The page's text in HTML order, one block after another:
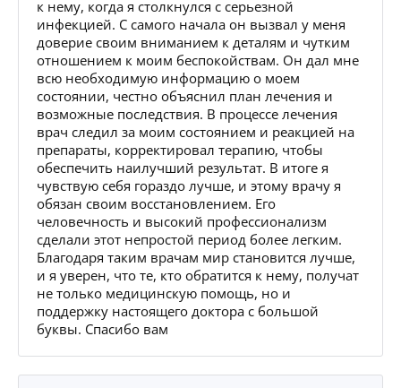
к нему, когда я столкнулся с серьезной
инфекцией. С самого начала он вызвал у меня
доверие своим вниманием к деталям и чутким
отношением к моим беспокойствам. Он дал мне
всю необходимую информацию о моем
состоянии, честно объяснил план лечения и
возможные последствия. В процессе лечения
врач следил за моим состоянием и реакцией на
препараты, корректировал терапию, чтобы
обеспечить наилучший результат. В итоге я
чувствую себя гораздо лучше, и этому врачу я
обязан своим восстановлением. Его
человечность и высокий профессионализм
сделали этот непростой период более легким.
Благодаря таким врачам мир становится лучше,
и я уверен, что те, кто обратится к нему, получат
не только медицинскую помощь, но и
поддержку настоящего доктора с большой
буквы. Спасибо вам